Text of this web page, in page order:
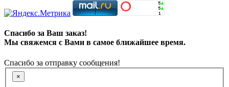
Спасибо за Ваш заказ!
Мы свяжемся с Вами в самое ближайшее время.
Спасибо за отправку сообщения!
×